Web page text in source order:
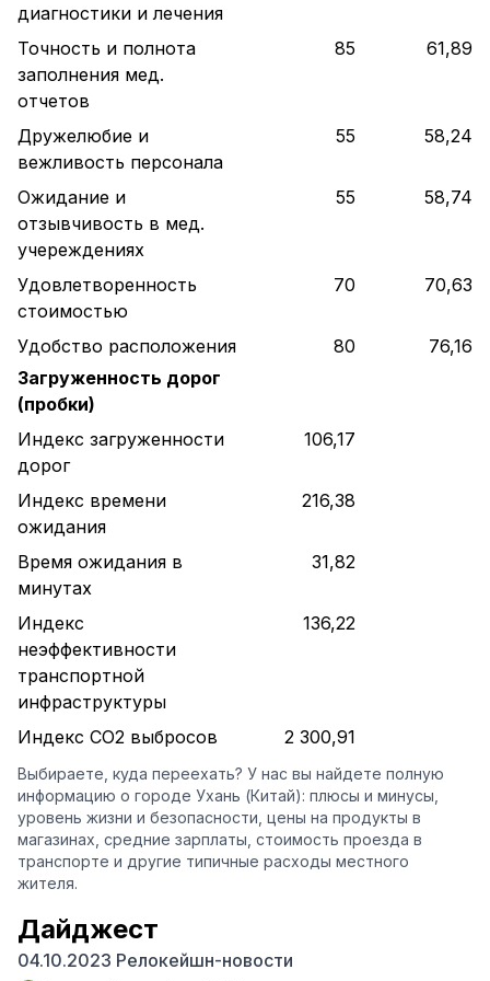
диагностики и лечения
Точность и полнота
заполнения мед.
отчетов
85 61,89
Дружелюбие и
вежливость персонала
55 58,24
Ожидание и
отзывчивость в мед.
учереждениях
55 58,74
Удовлетворенность
стоимостью
70 70,63
Удобство расположения 80
76,16
Загруженность дорог
(пробки)
Индекс загруженности
дорог
106,17
Индекс времени
ожидания
216,38
Время ожидания в
минутах
31,82
Индекс
неэффективности
транспортной
инфраструктуры
136,22
Индекс CO2 выбросов 2 300,91
Выбираете, куда переехать? У нас вы найдете полную
информацию о городе Ухань (Китай): плюсы и минусы,
уровень жизни и безопасности, цены на продукты в
магазинах, средние зарплаты, стоимость проезда в
транспорте и другие типичные расходы местного
жителя.
Дайджест
04.10.2023 Релокейшн-новости